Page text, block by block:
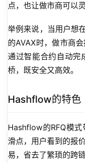
点，也让做市商可以
举例来说，当用户想
的AVAX时，做市商
通过智能合约自动完
桥，既安全又高效。
Hashflow的特色
Hashflow的RFQ模
滑点，用户看到的报
易，省去了繁琐的跨